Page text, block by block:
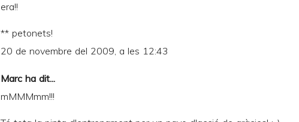
era!!
** petonets!
20 de novembre del 2009, a les 12:43
Marc ha dit...
mMMMmm!!!